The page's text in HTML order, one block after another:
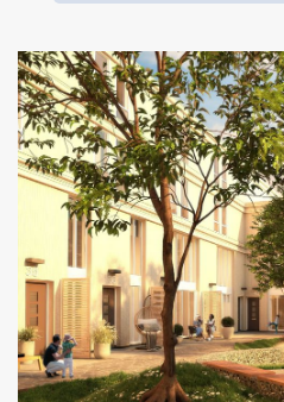
Werken bij
CONTACT
Den Haag
Hillegersberg
Rotterdam